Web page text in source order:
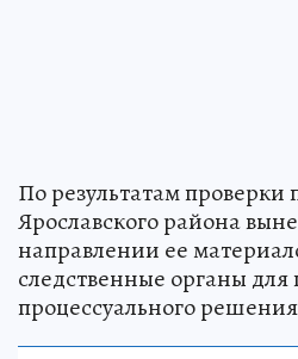
По результатам проверки
Ярославского района
направлении ее
следственные органы
процессуального